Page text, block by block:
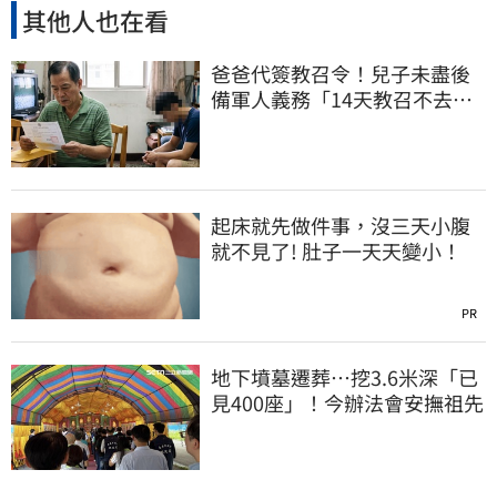
其他人也在看
爸爸代簽教召令！兒子未盡後
備軍人義務「14天教召不去」
起床就先做件事，沒三天小腹
就不見了! 肚子一天天變小！
PR
地下墳墓遷葬…挖3.6米深「已
見400座」！今辦法會安撫祖先